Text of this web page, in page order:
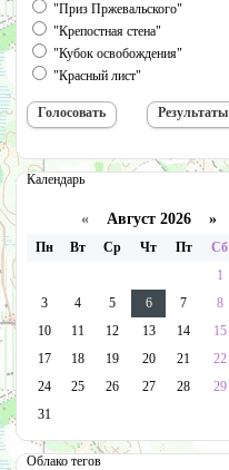
"Приз Пржевальского"
"Крепостная стена"
"Кубок освобождения"
"Красный лист"
Календарь
« Август 2026 »
Пн Вт Ср Чт Пт Сб
1
3
4 5 6 7 8
10
11 12 13 14 15
17
18 19 20 21 22
24
25 26 27 28 29
31
Облако тегов